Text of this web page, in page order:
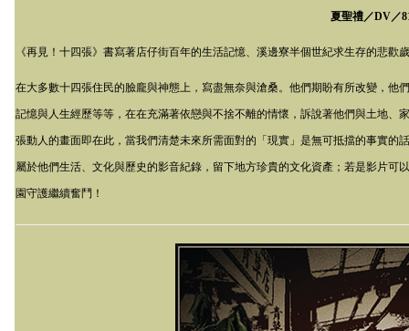
夏聖禮／DV／
《再見！十四張》書寫著店仔街百年的生活記憶、溪邊寮半個世紀求生存的悲歡
在大多數十四張住民的臉龐與神態上，寫盡無奈與滄桑。他們期盼有所改變，
記憶與人生經歷等等，在在充滿著依戀與不捨不離的情懷，訴說著他們與土地
張動人的畫面即在此，當我們清楚未來所需面對的「現實」是無可抵擋的事實
屬於他們生活、文化與歷史的影音紀錄，留下地方珍貴的文化資產；若是影片
園守護繼續奮鬥！